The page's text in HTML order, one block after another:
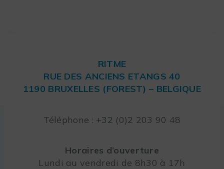
RITME
RUE DES ANCIENS ETANGS 40
1190 BRUXELLES (FOREST) – BELGIQUE
Téléphone : +32 (0)2 203 90 48
Horaires d’ouverture
Lundi au vendredi de 8h30 à 17h